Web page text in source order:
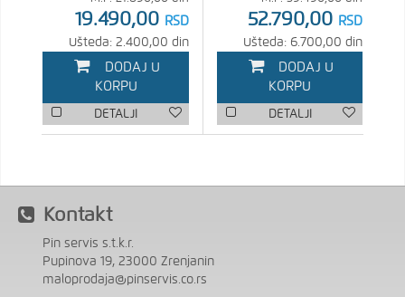
19.490,00 RSD
Ušteda: 2.400,00 din
DODAJ U
KORPU
DETALJI
52.790,00 RSD
Ušteda: 6.700,00 din
DODAJ U
KORPU
DETALJI
Kontakt
Pin servis s.t.k.r.
Pupinova 19, 23000 Zrenjanin
maloprodaja@pinservis.co.rs